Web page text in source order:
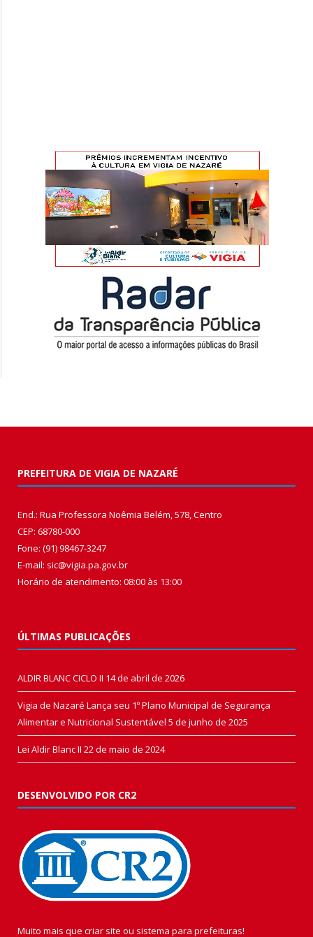
PREFEITURA DE VIGIA DE NAZARÉ
End.: Rua Professora Noêmia Belém, 578, Centro
CEP: 68780-000
Fone: (91) 98467-3247
E-mail: sic@vigia.pa.gov.br
Horário de atendimento: 08:00 às 13:00
ÚLTIMAS PUBLICAÇÕES
ALDIR BLANC CICLO II 14 de abril de 2026
Vigia de Nazaré Lança seu 1º Plano Municipal de Segurança
Alimentar e Nutricional Sustentável 5 de junho de 2025
Lei Aldir Blanc II 22 de maio de 2024
DESENVOLVIDO POR CR2
Muito mais que criar site ou sistema para prefeituras!